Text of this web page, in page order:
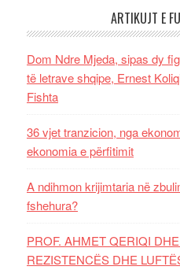
ARTIKUJT E
Dom Ndre Mjeda, sipas dy
të letrave shqipe, Ernest
Fishta
36 vjet tranzicion, nga
ekonomia e përfitimit
A ndihmon krijimtaria në
fshehura?
PROF. AHMET QERIQI
REZISTENCЁS DHE